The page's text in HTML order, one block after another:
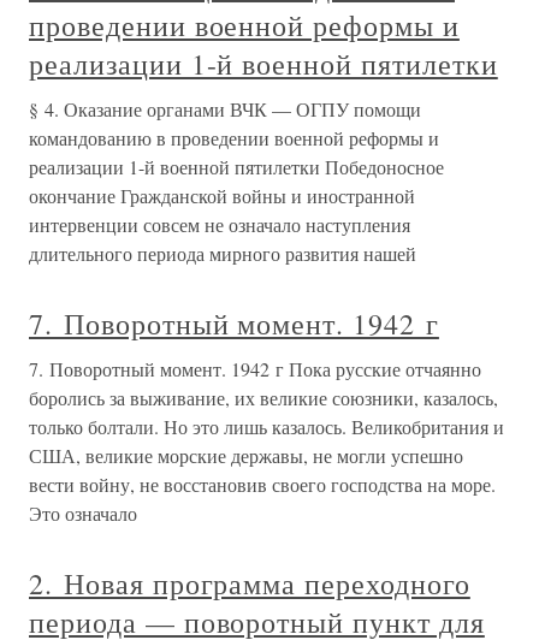
проведении военной реформы и
реализации 1-й военной пятилетки
§ 4. Оказание органами ВЧК — ОГПУ помощи
командованию в проведении военной реформы и
реализации 1-й военной пятилетки Победоносное
окончание Гражданской войны и иностранной
интервенции совсем не означало наступления
длительного периода мирного развития нашей
7. Поворотный момент. 1942 г
7. Поворотный момент. 1942 г Пока русские отчаянно
боролись за выживание, их великие союзники, казалось,
только болтали. Но это лишь казалось. Великобритания и
США, великие морские державы, не могли успешно
вести войну, не восстановив своего господства на море.
Это означало
2. Новая программа переходного
периода — поворотный пункт для